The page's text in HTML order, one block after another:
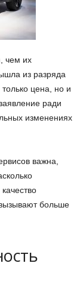
чем их
из разряда
цена, но и
ради
изменениях
важна,
больше